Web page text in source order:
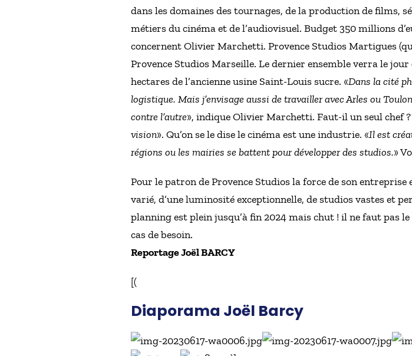
dans les domaines des tournages, de la production de films,
métiers du cinéma et de l’audiovisuel. Budget 350 millions
concernent Olivier Marchetti. Provence Studios Martigues
Provence Studios Marseille. Le dernier ensemble verra le
hectares de l’ancienne usine Saint-Louis sucre. «Dans la cité
logistique. Mais j’envisage aussi de travailler avec Arles ou
contre l’autre», indique Olivier Marchetti. Faut-il un seul chef ?
vision». Qu’on se le dise le cinéma est une industrie. «Il est
régions ou les mairies se battent pour développer des studios.»
Pour le patron de Provence Studios la force de son
varié, d’une luminosité exceptionnelle, de studios vastes et
planning est plein jusqu’à fin 2024 mais chut ! il ne faut pas
cas de besoin.
Reportage Joël BARCY
[(
Diaporama Joël Barcy